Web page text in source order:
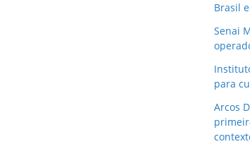
Brasil
Senai
para
Arcos